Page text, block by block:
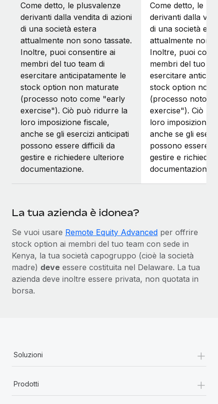
Come detto, le plusvalenze
derivanti dalla vendita di azioni
di una società estera
attualmente non sono tassate.
Inoltre, puoi consentire ai
membri del tuo team di
esercitare anticipatamente le
stock option non maturate
(processo noto come "early
exercise"). Ciò può ridurre la
loro imposizione fiscale,
anche se gli esercizi anticipati
possono essere difficili da
gestire e richiedere ulteriore
documentazione.
Come detto, le
derivanti dalla
di una società
attualmente non
Inoltre, puoi
membri del tuo
esercitare
stock option non
(processo noto
exercise"). Ciò
loro imposizione
anche se gli
possono essere
gestire e
documentazione.
La tua azienda è idonea?
Se vuoi usare Remote Equity Advanced per offrire
stock option ai membri del tuo team con sede in
Kenya, la tua società capogruppo (cioè la società
madre) deve essere costituita nel Delaware. La tua
azienda deve inoltre essere privata, non quotata in
borsa.
Soluzioni +
Prodotti
+